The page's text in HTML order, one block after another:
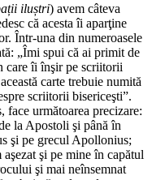
iluștri) avem câteva
că acesta îi aparţine
Într-una din numeroasele
„Îmi spui că ai primit de
care îi înşir pe scriitorii
carte trebuie numită
scriitorii bisericeşti”.
următoarea precizare:
la Apostoli şi până în
şi pe grecul Apollonius;
şi pe mine în capătul
şi mai neînsemnat